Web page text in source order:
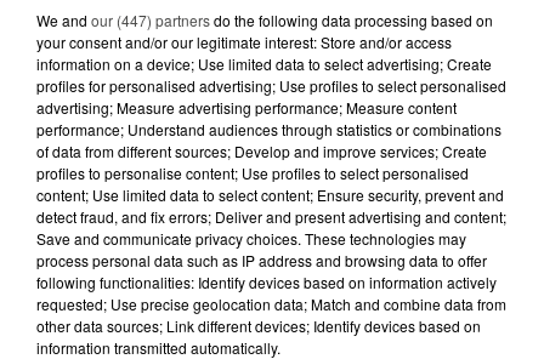
3 août 2026
ASSURANCES : TOUT SAVOIR
SUR L'AUGMENTATION DE LA «
TAXE ATTENTAT »...
RETROUVEZ TOUTE L'ACTU DE LA RÉGION ET
RECEVEZ LES ALERTES INFOS DE LA RÉDACTION
EN TÉLÉCHARGEANT L'APPLICATION MOBILE
RCA
We and our (447) partnersdo the following data processing based on
your consent and/or our legitimate interest: Store and/or access
information on a device; Use limited data to select advertising; Create
profiles for personalised advertising; Use profiles to select personalised
advertising; Measure advertising performance; Measure content
performance; Understand audiences through statistics or combinations
of data from different sources; Develop and improve services; Create
profiles to personalise content; Use profiles to select personalised
content; Use limited data to select content; Ensure security, prevent and
detect fraud, and fix errors; Deliver and present advertising and content;
Save and communicate privacy choices. These technologies may
process personal data such as IP address and browsing data to offer
following functionalities: Identify devices based on information actively
requested; Use precise geolocation data; Match and combine data from
other data sources; Link different devices; Identify devices based on
information transmitted automatically.